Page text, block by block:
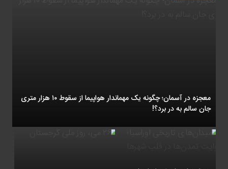
معجزه در آسمان؛ چگونه یک مهماندار هواپیما از سقوط ۱۰ هزار متری
جان سالم به در برد؟!